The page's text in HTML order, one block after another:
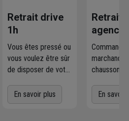
Retrait drive
1h
Vous êtes pressé ou
vous voulez être sûr
de disposer de votre
Commandez
directement les
En savoir plus
Retrait
agence
l'agence
En savoir